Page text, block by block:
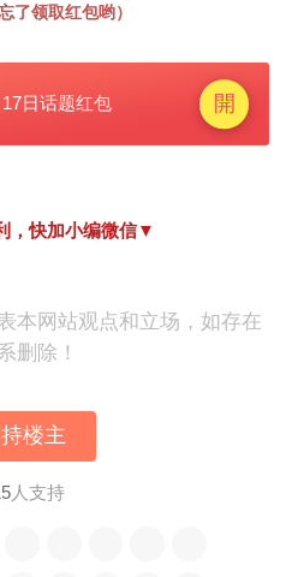
了领取红包哟）
，快加小编微信▼
本网站观点和立场，如存在
删除！
楼主
人支持